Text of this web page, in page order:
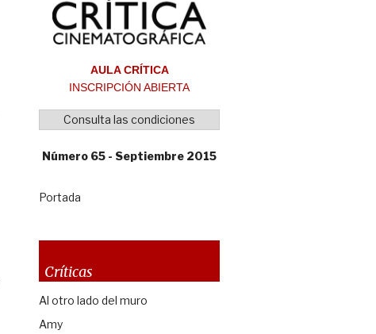
AULA CRÍTICA
INSCRIPCIÓN ABIERTA
Consulta las condiciones
Número 65 - Septiembre 2015
Portada
Críticas
Al otro lado del muro
Amy